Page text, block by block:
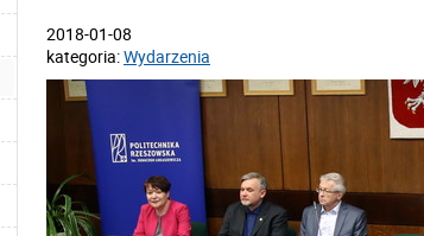
2018-01-08
kategoria:Wydarzenia